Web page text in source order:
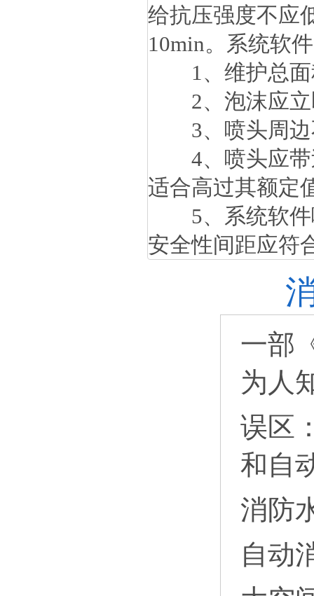
给抗压强度不应
10min。系统软
1、维护总面
2、泡沫应立
3、喷头周边
4、喷头应带
适合高过其额定
5、系统软件
安全性间距应符
一部
为人
误区
和自
消防
自动